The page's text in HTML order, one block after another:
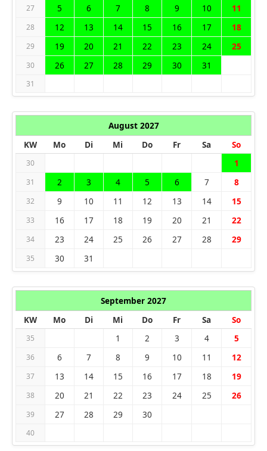
27 5 6 7 8 9 10 11
28 12 13 14 15 16 17 18
29 19 20 21 22 23 24 25
30 26 27 28 29 30 31
31
August 2027
KW
Mo Di Mi Do Fr Sa So
30 1
31 2 3 4 5 6 7 8
32 9 10 11 12 13 14 15
33 16 17 18 19 20 21 22
34 23 24 25 26 27 28 29
35 30 31
September 2027
KW
Mo Di Mi Do Fr Sa So
35 1 2 3 4 5
36 6 7 8 9 10 11 12
37 13 14 15 16 17 18 19
38 20 21 22 23 24 25 26
39 27 28 29 30
40